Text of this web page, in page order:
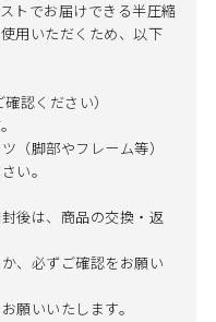
トでお届けできる半圧縮
用いただくため、以下
認ください）
（脚部やフレーム等）
い。
後は、商品の交換・返
、必ずご確認をお願い
願いいたします。